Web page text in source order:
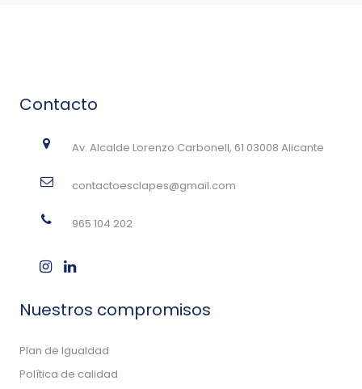
Contacto
Av. Alcalde Lorenzo Carbonell, 61 03008 Alicante
contactoesclapes@gmail.com
965 104 202
Nuestros compromisos
Plan de Igualdad
Política de calidad